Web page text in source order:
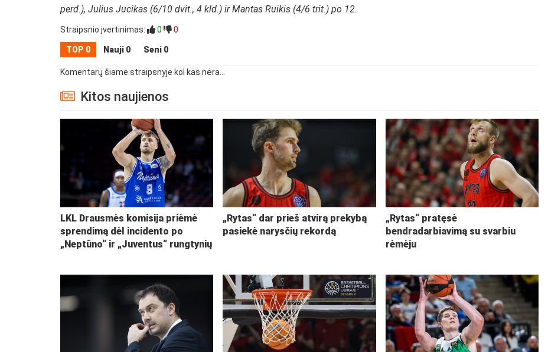
perd.), Julius Jucikas (6/10 dvit., 4 kld.) ir Mantas Ruikis (4/6 trit.) po 12.
Straipsnio įvertinimas: 0 0
TOP 0 Nauji 0 Seni 0
Komentarų šiame straipsnyje kol kas nėra...
Kitos naujienos
LKL Drausmės komisija priėmė
sprendimą dėl incidento po
„Neptūno“ ir „Juventus“ rungtynių
„Rytas“ dar prieš atvirą prekybą
pasiekė narysčių rekordą
„Rytas“ pratęsė
bendradarbiavimą su svarbiu
rėmėju